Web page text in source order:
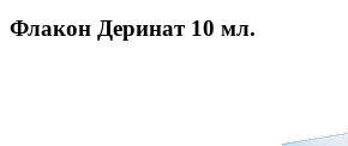
Флакон Деринат 10 мл.